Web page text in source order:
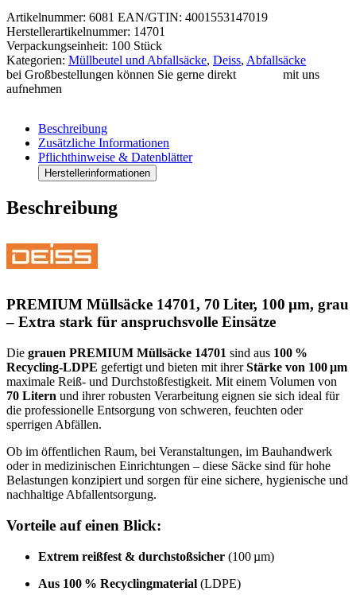
grau
575
x
1000
mm,
LDPE-
Artikelnummer: 6081 EAN/GTIN: 4001553147019
Herstellerartikelnummer: 14701
Verpackungseinheit: 100 Stück
Kategorien: Müllbeutel und Abfallsäcke, Deiss, Abfallsäcke
bei Großbestellungen können Sie gerne direkt
mit uns
aufnehmen
Beschreibung
Zusätzliche Informationen
Pflichthinweise & Datenblätter
Herstellerinformationen
Beschreibung
PREMIUM Müllsäcke 14701, 70 Liter, 100 µm, grau
– Extra stark für anspruchsvolle Einsätze
Die grauen PREMIUM Müllsäcke 14701 sind aus 100 %
Recycling-LDPE gefertigt und bieten mit ihrerStärke von 100 µm
maximale Reiß- und Durchstoßfestigkeit. Mit einem Volumen von
70 Litern und ihrer robusten Verarbeitung eignen sie sich ideal für
die professionelle Entsorgung von schweren, feuchten oder
sperrigen Abfällen.
Ob im öffentlichen Raum, bei Veranstaltungen, im Bauhandwerk
oder in medizinischen Einrichtungen – diese Säcke sind für hohe
Belastungen konzipiert und sorgen für eine sichere, hygienische und
nachhaltige Abfallentsorgung.
Vorteile auf einen Blick:
Extrem reißfest & durchstoßsicher (100 µm)
Aus 100 % Recyclingmaterial (LDPE)